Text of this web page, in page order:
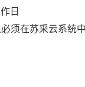
日
须在苏采云系统